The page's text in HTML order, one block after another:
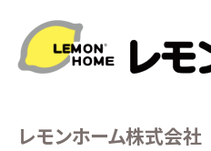
レモンホーム株式会社